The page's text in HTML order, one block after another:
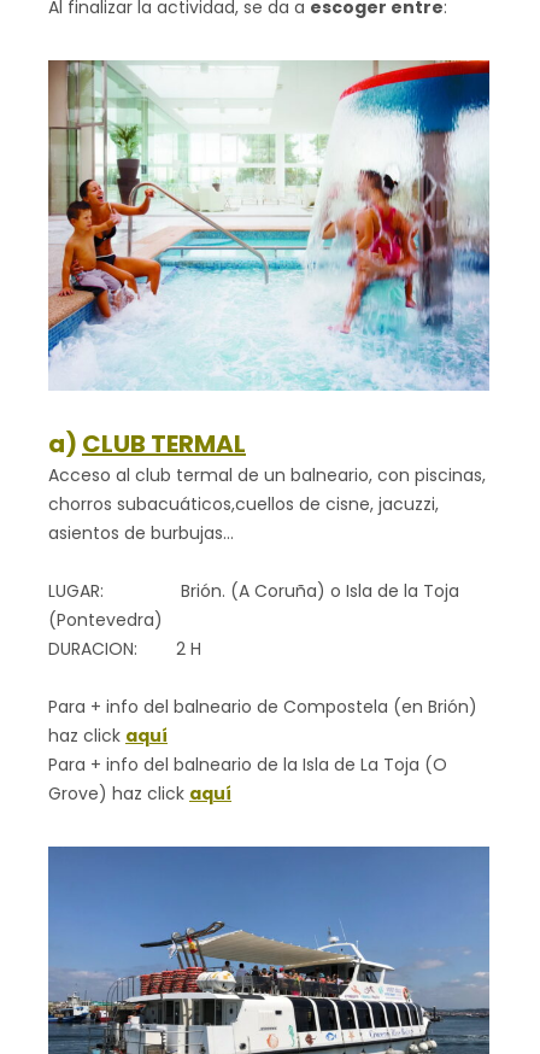
Al finalizar la actividad, se da a escoger entre:
a) CLUB TERMAL
Acceso al club termal de un balneario, con piscinas,
chorros subacuáticos,cuellos de cisne, jacuzzi,
asientos de burbujas…
LUGAR: Brión. (A Coruña) o Isla de la Toja
(Pontevedra)
DURACION: 2 H
Para + info del balneario de Compostela (en Brión)
haz click aquí
Para + info del balneario de la Isla de La Toja (O
Grove) haz click aquí